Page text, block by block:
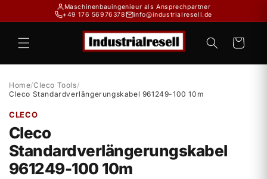
Inhalt
Maschinenbauingenieur als Ansprechpartner
+49 176 56976378
info@industrialresell.de
Warenkorb
Home/Cleco Tools/
Cleco Standardverlängerungskabel 961249-100 10m
CLECO
Cleco
Standardverlängerungskabel
961249-100 10m